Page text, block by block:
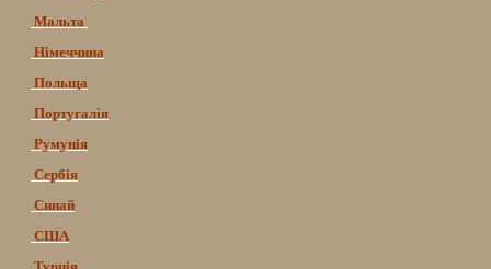
Мальта
Німеччина
Польща
Португалія
Румунія
Сербія
Синай
США